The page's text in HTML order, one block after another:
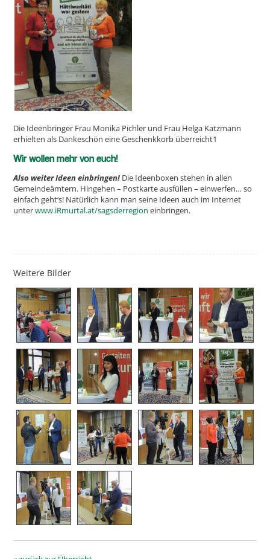
Die Ideenbringer Frau Monika Pichler und Frau Helga Katzmann
erhielten als Dankeschön eine Geschenkkorb überreicht1
Wir wollen mehr von euch!
Also weiter Ideen einbringen! Die Ideenboxen stehen in allen
Gemeindeämtern. Hingehen – Postkarte ausfüllen – einwerfen… so
einfach geht‘s! Natürlich kann man seine Ideen auch im Internet
unterwww.iRmurtal.at/sagsderregion einbringen.
Weitere Bilder